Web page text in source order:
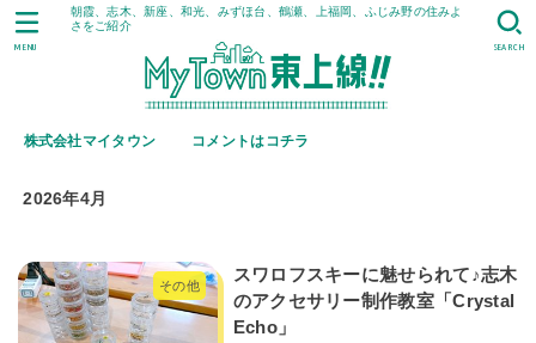
朝霞、志木、新座、和光、みずほ台、鶴瀬、上福岡、ふじみ野の住みよ
さをご紹介
株式会社マイタウン コメントはコチラ
SEARCH
MENU
2026年4月
その他
スワロフスキーに魅せられて♪志木
のアクセサリー制作教室「Crystal
Echo」